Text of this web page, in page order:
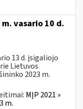
vasario 10 d.
13 d. įsigaliojo
Lietuvos
2023 m.
MĮP 2021 »
m.